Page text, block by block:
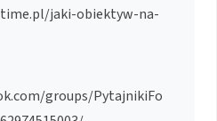
jaki-obiektyw-na-
groups/PytajnikiFo